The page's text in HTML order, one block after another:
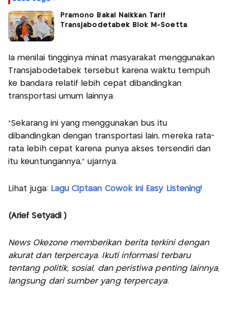
Pramono Bakal Naikkan Tarif
Transjabodetabek Blok M-Soetta
Ia menilai tingginya minat masyarakat menggunakan
Transjabodetabek tersebut karena waktu tempuh
ke bandara relatif lebih cepat dibandingkan
transportasi umum lainnya.
"Sekarang ini yang menggunakan bus itu
dibandingkan dengan transportasi lain, mereka rata-
rata lebih cepat karena punya akses tersendiri dan
itu keuntungannya," ujarnya.
Lihat juga: Lagu Ciptaan Cowok Ini Easy Listening!
(Arief Setyadi )
News Okezone memberikan berita terkini dengan
akurat dan terpercaya. Ikuti informasi terbaru
tentang politik, sosial, dan peristiwa penting lainnya,
langsung dari sumber yang terpercaya.